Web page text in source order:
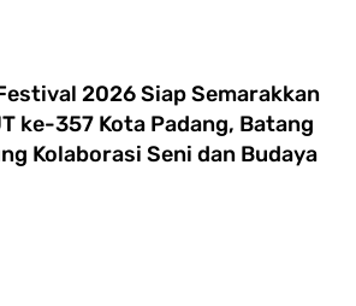
2026 Siap Semarakkan
ke-357 Kota Padang, Batang
Kolaborasi Seni dan Budaya